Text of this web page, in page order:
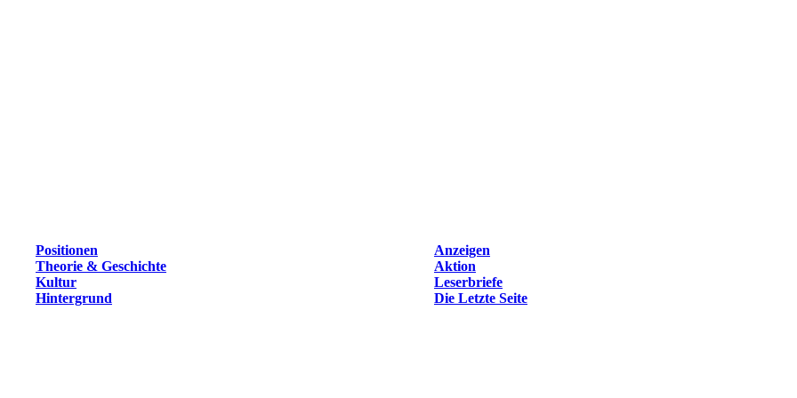
Positionen
Anzeigen
Theorie & Geschichte
Aktion
Kultur
Leserbriefe
Hintergrund Die Letzte Seite